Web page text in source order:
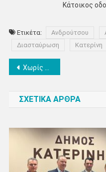
Κάτοικος οδού
Ετικέτα: Ανδρούτσου
Διασταύρωση
Κατερίνη
Πλοήγηση
Χωρίς προσκόμματα η ψήφος του Απόδημου Ελληνισμού – Ομιλία Φ.Μπαραλιάκου στη Βουλή επί του Νομοσχεδίου για την άρση περιορισμών της ψήφου των Ομογενών
ΣΧΕΤΙΚΑ ΑΡΘΡΑ